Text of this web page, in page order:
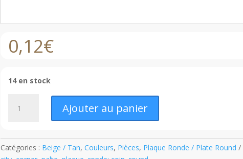
0,12€
14 en stock
Ronde
Ajouter au panier
Catégories : Beige / Tan, Couleurs, Pièces, Plaque Ronde / Plate Round